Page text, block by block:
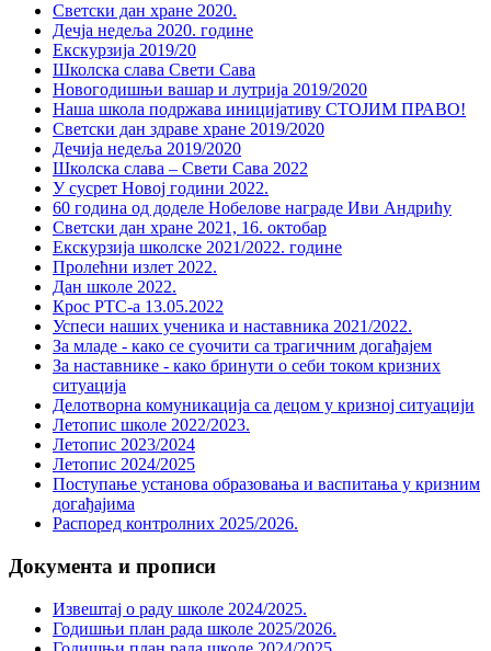
Светски дан хране 2020.
Дечја недеља 2020. године
Екскурзија 2019/20
Школска слава Свети Сава
Новогодишњи вашар и лутрија 2019/2020
Наша школа подржава иницијативу СТОЈИМ ПРАВО!
Светски дан здраве хране 2019/2020
Дечија недеља 2019/2020
Школска слава – Свети Сава 2022
У сусрет Новој години 2022.
60 година од доделе Нобелове награде Иви Андрићу
Светски дан хране 2021, 16. октобар
Екскурзија школске 2021/2022. године
Пролећни излет 2022.
Дан школе 2022.
Крос РТС-а 13.05.2022
Успеси наших ученика и наставника 2021/2022.
За младе - како се суочити са трагичним догађајем
За наставнике - како бринути о себи током кризних
ситуација
Делотворна комуникација са децом у кризној ситуацији
Летопис школе 2022/2023.
Летопис 2023/2024
Летопис 2024/2025
Поступање установа образовања и васпитања у кризним
догађајима
Распоред контролних 2025/2026.
Документа и прописи
Извештај о раду школе 2024/2025.
Годишњи план рада школе 2025/2026.